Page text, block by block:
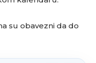
su obavezni da do